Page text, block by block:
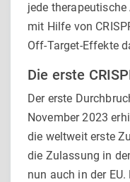
jede
mit Hilfe von
Off-Target-Effekte
Die erste
Der erste
November 2023
die weltweit erste
die Zulassung in
nun auch in der